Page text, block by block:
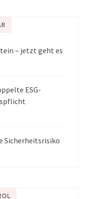
– jetzt geht es
ESG-
Sicherheitsrisiko